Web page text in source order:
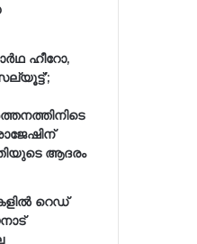
ഹീറോ,
ആദരം
റെഡ്